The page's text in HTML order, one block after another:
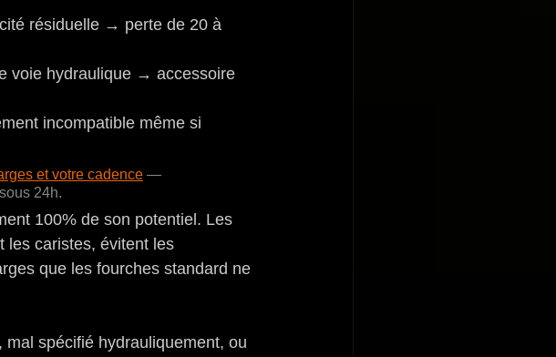
résiduelle → perte de 20 à
voie hydraulique → accessoire
incompatible même si
et votre cadence —
24h.
100% de son potentiel. Les
les caristes, évitent les
que les fourches standard ne
spécifié hydrauliquement, ou